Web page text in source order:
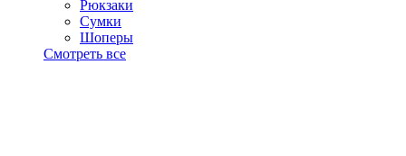
Рюкзаки
Сумки
Шоперы
Смотреть все